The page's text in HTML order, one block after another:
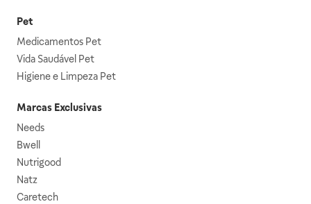
Pet
Medicamentos Pet
Vida Saudável Pet
Higiene e Limpeza Pet
Marcas Exclusivas
Needs
Bwell
Nutrigood
Natz
Caretech